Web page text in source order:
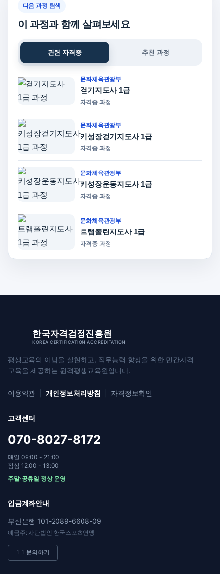
다음 과정 탐색
이 과정과 함께 살펴보세요
관련 자격증 추천 과정
문화체육관광부
걷기지도사 1급
자격증 과정
문화체육관광부
키성장걷기지도사 1급
자격증 과정
문화체육관광부
키성장운동지도사 1급
자격증 과정
문화체육관광부
트램폴린지도사 1급
자격증 과정
한국자격검정진흥원
KOREA CERTIFICATION ACCREDITATION
평생교육의 이념을 실현하고, 직무능력 향상을 위한 민간자격
교육을 제공하는 원격평생교육원입니다.
이용약관 개인정보처리방침 자격정보확인
고객센터
070-8027-8172
매일 09:00 - 21:00
점심 12:00 - 13:00
주말·공휴일 정상 운영
입금계좌안내
부산은행 101-2089-6608-09
예금주: 사단법인 한국스포츠연맹
1:1 문의하기